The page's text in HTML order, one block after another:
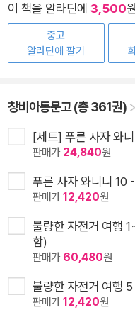
이 책을 알라딘에 3,500
중고
알라딘에 팔기
창비아동문고 (총 361권)
[세트] 푸른 사자 와
판매가 24,840원
푸른 사자 와니니 10
판매가12,420원
불량한 자전거 여행
함)
판매가 60,480원
불량한 자전거 여행
판매가12,420원